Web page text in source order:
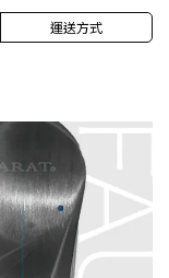
運送方式